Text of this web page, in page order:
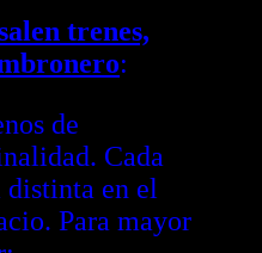
trenes,
:
de
Cada
distinta en el
Para mayor